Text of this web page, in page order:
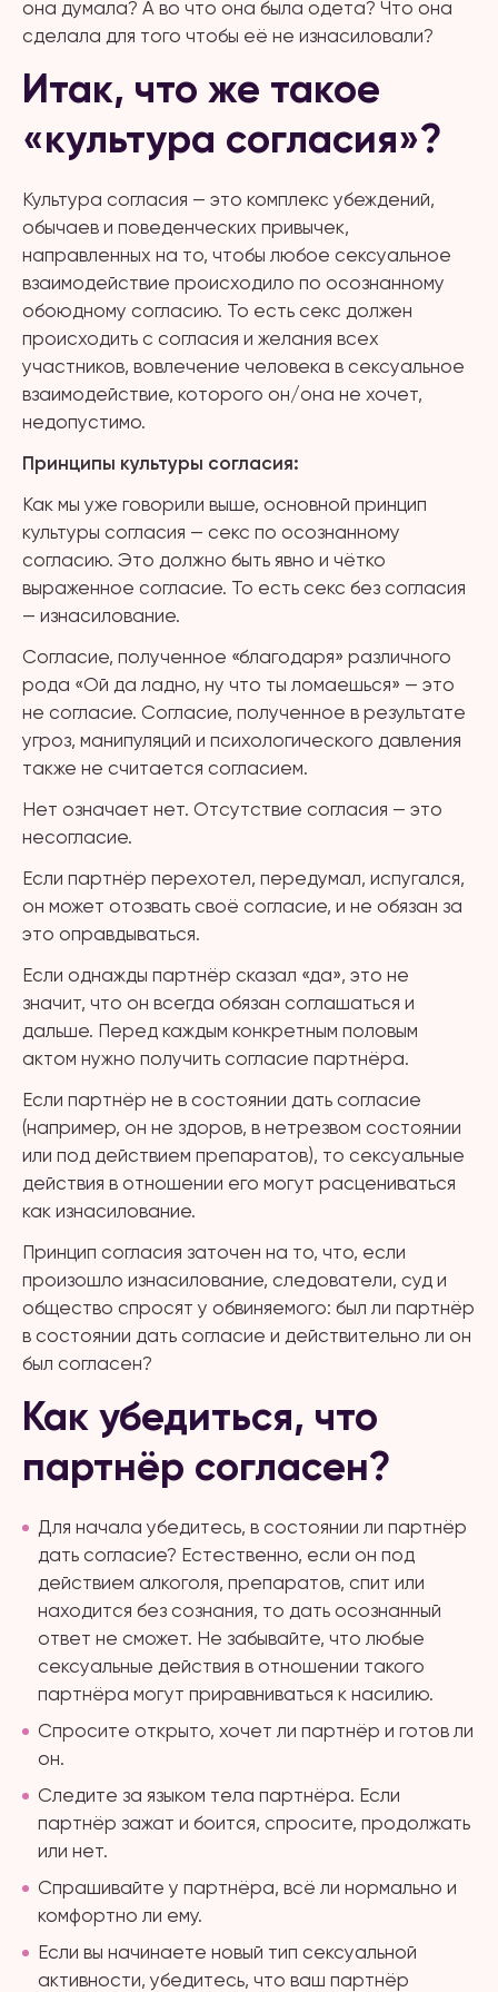
она думала? А во что она была одета? Что она
сделала для того чтобы её не изнасиловали?
Итак, что же такое
«культура согласия»?
Культура согласия — это комплекс убеждений,
обычаев и поведенческих привычек,
направленных на то, чтобы любое сексуальное
взаимодействие происходило по осознанному
обоюдному согласию. То есть секс должен
происходить с согласия и желания всех
участников, вовлечение человека в сексуальное
взаимодействие, которого он/она не хочет,
недопустимо.
Принципы культуры согласия:
Как мы уже говорили выше, основной принцип
культуры согласия — секс по осознанному
согласию. Это должно быть явно и чётко
выраженное согласие. То есть секс без согласия
— изнасилование.
Согласие, полученное «благодаря» различного
рода «Ой да ладно, ну что ты ломаешься» — это
не согласие. Согласие, полученное в результате
угроз, манипуляций и психологического давления
также не считается согласием.
Нет означает нет. Отсутствие согласия — это
несогласие.
Если партнёр перехотел, передумал, испугался,
он может отозвать своё согласие, и не обязан за
это оправдываться.
Если однажды партнёр сказал «да», это не
значит, что он всегда обязан соглашаться и
дальше. Перед каждым конкретным половым
актом нужно получить согласие партнёра.
Если партнёр не в состоянии дать согласие
(например, он не здоров, в нетрезвом состоянии
или под действием препаратов), то сексуальные
действия в отношении его могут расцениваться
как изнасилование.
Принцип согласия заточен на то, что, если
произошло изнасилование, следователи, суд и
общество спросят у обвиняемого: был ли партнёр
в состоянии дать согласие и действительно ли он
был согласен?
Как убедиться, что
партнёр согласен?
Для начала убедитесь, в состоянии ли партнёр
дать согласие? Естественно, если он под
действием алкоголя, препаратов, спит или
находится без сознания, то дать осознанный
ответ не сможет. Не забывайте, что любые
сексуальные действия в отношении такого
партнёра могут приравниваться к насилию.
Спросите открыто, хочет ли партнёр и готов ли
он.
Следите за языком тела партнёра. Если
партнёр зажат и боится, спросите, продолжать
или нет.
Спрашивайте у партнёра, всё ли нормально и
комфортно ли ему.
Если вы начинаете новый тип сексуальной
активности, убедитесь, что ваш партнёр